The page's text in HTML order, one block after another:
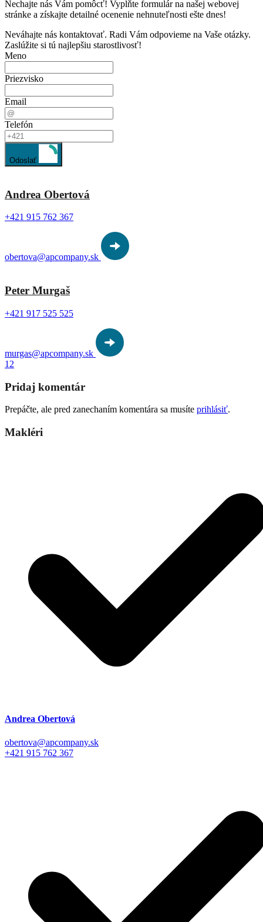
Nechajte nás Vám pomôcť! Vyplňte formulár na našej webovej
stránke a získajte detailné ocenenie nehnuteľnosti ešte dnes!
Neváhajte nás kontaktovať. Radi Vám odpovieme na Vaše otázky.
Zaslúžite si tú najlepšiu starostlivosť!
Meno
Priezvisko
Email
Telefón
Odoslať
Andrea Obertová
+421 915 762 367
obertova@apcompany.sk
Peter Murgaš
+421 917 525 525
murgas@apcompany.sk
1 2
Pridaj komentár
Prepáčte, ale pred zanechaním komentára sa musíte prihlásiť.
Makléri
Andrea Obertová
obertova@apcompany.sk
+421 915 762 367